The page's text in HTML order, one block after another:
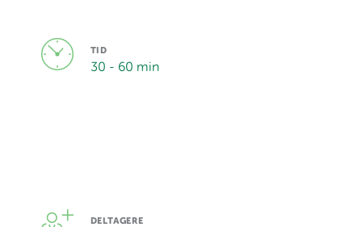
TID
30 - 60 min
DELTAGERE